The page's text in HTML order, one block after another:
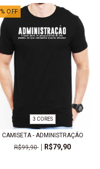
% OFF
3 CORES
CAMISETA - ADMINISTRAÇÃO
R$99,90
R$79,90